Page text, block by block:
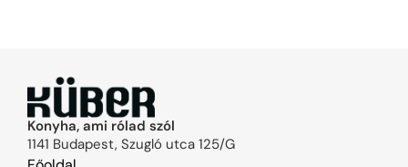
Konyha, ami rólad szól
1141 Budapest, Szugló utca 125/G